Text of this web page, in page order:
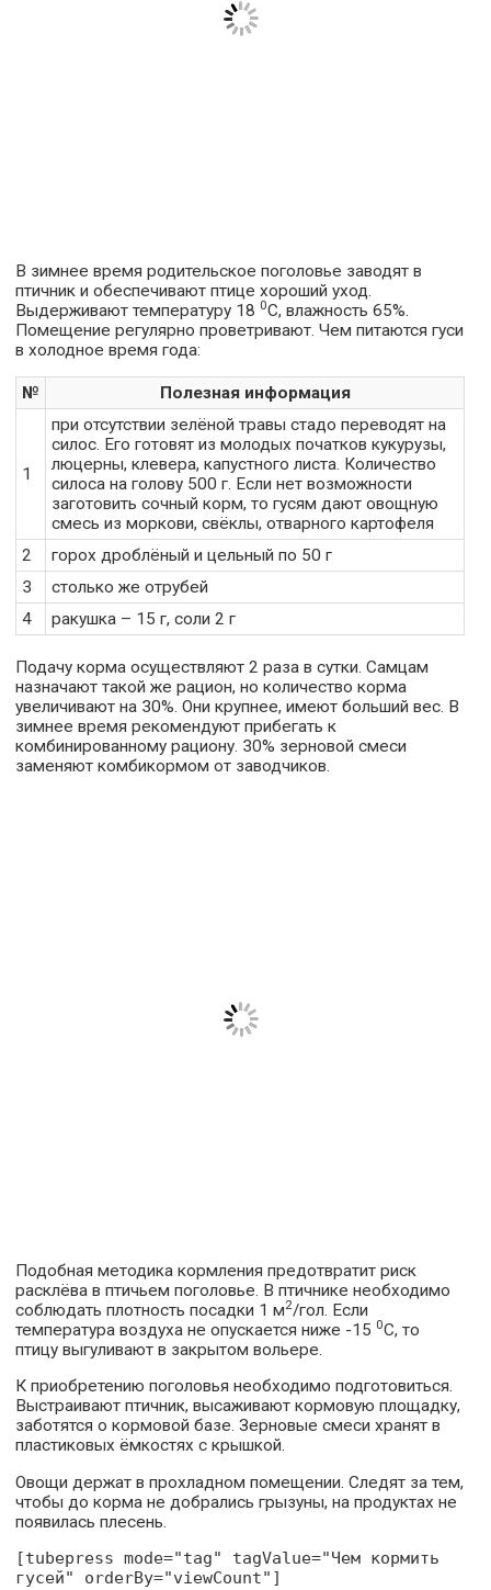
В зимнее время родительское поголовье заводят в
птичник и обеспечивают птице хороший уход.
Выдерживают температуру 18 0С, влажность 65%.
Помещение регулярно проветривают. Чем питаются гуси
в холодное время года:
№ Полезная информация
1
при отсутствии зелёной травы стадо переводят на
силос. Его готовят из молодых початков кукурузы,
люцерны, клевера, капустного листа. Количество
силоса на голову 500 г. Если нет возможности
заготовить сочный корм, то гусям дают овощную
смесь из моркови, свёклы, отварного картофеля
2
горох дроблёный и цельный по 50 г
3
столько же отрубей
4
ракушка – 15 г, соли 2 г
Подачу корма осуществляют 2 раза в сутки. Самцам
назначают такой же рацион, но количество корма
увеличивают на 30%. Они крупнее, имеют больший вес. В
зимнее время рекомендуют прибегать к
комбинированному рациону. 30% зерновой смеси
заменяют комбикормом от заводчиков.
Подобная методика кормления предотвратит риск
расклёва в птичьем поголовье. В птичнике необходимо
соблюдать плотность посадки 1 м2/гол. Если
температура воздуха не опускается ниже -15 0С, то
птицу выгуливают в закрытом вольере.
К приобретению поголовья необходимо подготовиться.
Выстраивают птичник, высаживают кормовую площадку,
заботятся о кормовой базе. Зерновые смеси хранят в
пластиковых ёмкостях с крышкой.
Овощи держат в прохладном помещении. Следят за тем,
чтобы до корма не добрались грызуны, на продуктах не
появилась плесень.
[tubepress mode="tag" tagValue="Чем кормить
гусей" orderBy="viewCount"]